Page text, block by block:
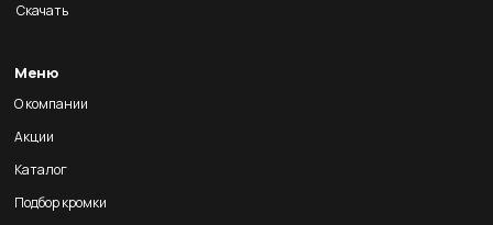
Скачать
Меню
О компании
Акции
Каталог
Подбор кромки